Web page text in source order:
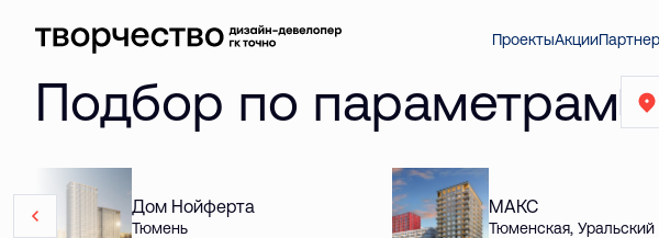
ПроектыАкции
Подбор по параметрам
Дом Нойферта
Тюмень
МАКС
Тюменская, Уральский